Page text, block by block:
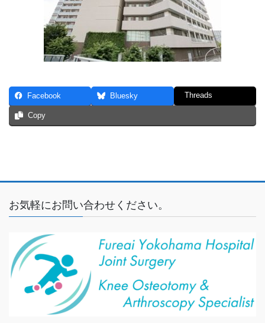
Facebook Bluesky Threads
Copy
お気軽にお問い合わせください。